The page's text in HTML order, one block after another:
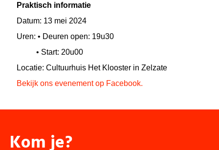
Praktisch informatie
Datum: 13 mei 2024
Uren:• Deuren open: 19u30
• Start: 20u00
Locatie:Cultuurhuis Het Klooster in Zelzate
Bekijk ons evenement op Facebook.
Kom je?